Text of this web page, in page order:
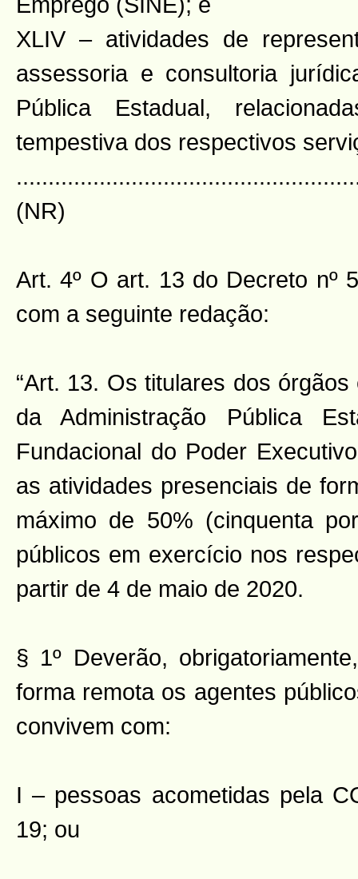
XLIV – atividades de
assessoria e consultoria
Pública Estadual,
tempestiva dos respectivos
(NR)
Art. 4º O art. 13 do Decreto nº
com a seguinte redação:
“Art. 13. Os titulares dos
da Administração Pública
Fundacional do Poder
as atividades presenciais de
máximo de 50% (cinquenta
públicos em exercício nos
partir de 4 de maio de 2020.
§ 1º Deverão,
forma remota os agentes
convivem com:
I – pessoas acometidas pela
19; ou